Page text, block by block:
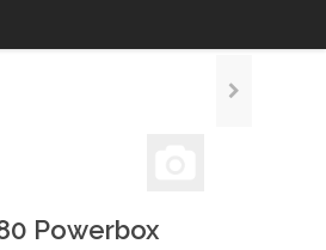
Powerbox